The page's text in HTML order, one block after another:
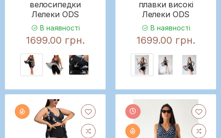
велосипедки
Лелеки ODS
В наявності
1699.00 грн.
плавки високі
Лелеки ODS
В наявності
1699.00 грн.